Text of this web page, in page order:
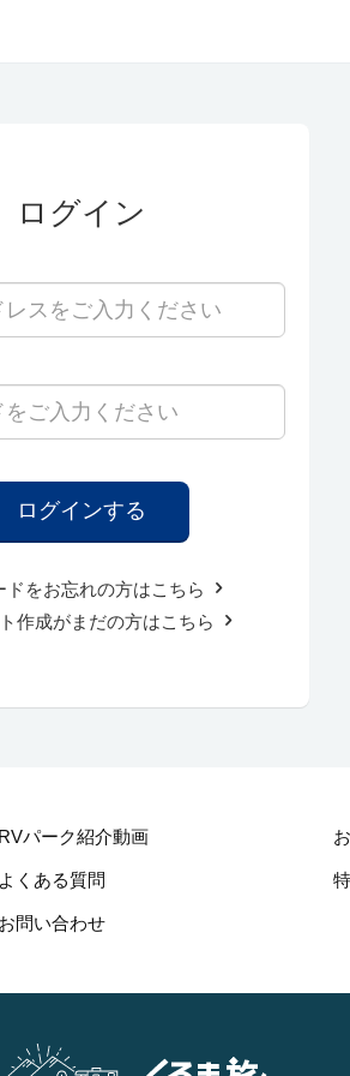
ログイン
ドをお忘れの方はこちら
作成がまだの方はこちら
RVパーク紹介動画
よくある質問
お問い合わせ